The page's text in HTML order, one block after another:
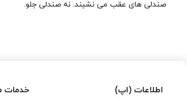
صندلی های عقب می نشیند. نه صندلی جلو.
اطلاعات (اپ) خدمات